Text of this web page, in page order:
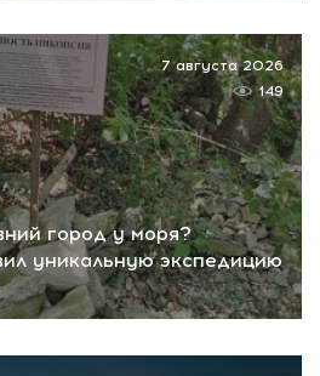
город у моря?
уникальную экспедицию
7 августа 2026
149